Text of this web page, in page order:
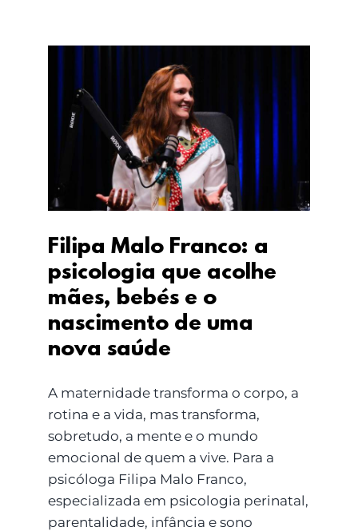
Filipa Malo Franco: a
psicologia que acolhe
mães, bebés e o
nascimento de uma
nova saúde
Filipa Malo Franco: a
psicologia que acolhe
mães, bebés e o
nascimento de uma
nova saúde
A maternidade transforma o corpo, a
rotina e a vida, mas transforma,
sobretudo, a mente e o mundo
emocional de quem a vive. Para a
psicóloga Filipa Malo Franco,
especializada em psicologia perinatal,
parentalidade, infância e sono